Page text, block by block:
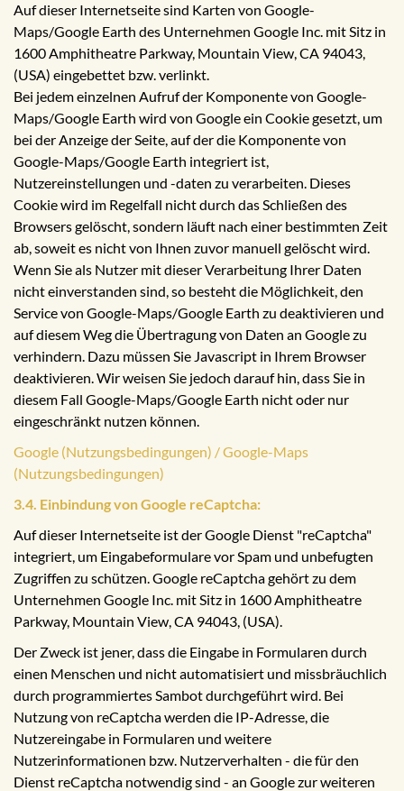
Auf dieser Internetseite sind Karten von Google-
Maps/Google Earth des Unternehmen Google Inc. mit Sitz in
1600 Amphitheatre Parkway, Mountain View, CA 94043,
(USA) eingebettet bzw. verlinkt.
Bei jedem einzelnen Aufruf der Komponente von Google-
Maps/Google Earth wird von Google ein Cookie gesetzt, um
bei der Anzeige der Seite, auf der die Komponente von
Google-Maps/Google Earth integriert ist,
Nutzereinstellungen und -daten zu verarbeiten. Dieses
Cookie wird im Regelfall nicht durch das Schließen des
Browsers gelöscht, sondern läuft nach einer bestimmten Zeit
ab, soweit es nicht von Ihnen zuvor manuell gelöscht wird.
Wenn Sie als Nutzer mit dieser Verarbeitung Ihrer Daten
nicht einverstanden sind, so besteht die Möglichkeit, den
Service von Google-Maps/Google Earth zu deaktivieren und
auf diesem Weg die Übertragung von Daten an Google zu
verhindern. Dazu müssen Sie Javascript in Ihrem Browser
deaktivieren. Wir weisen Sie jedoch darauf hin, dass Sie in
diesem Fall Google-Maps/Google Earth nicht oder nur
eingeschränkt nutzen können.
Google (Nutzungsbedingungen) / Google-Maps
(Nutzungsbedingungen)
3.4. Einbindung von Google reCaptcha:
Auf dieser Internetseite ist der Google Dienst "reCaptcha"
integriert, um Eingabeformulare vor Spam und unbefugten
Zugriffen zu schützen. Google reCaptcha gehört zu dem
Unternehmen Google Inc. mit Sitz in 1600 Amphitheatre
Parkway, Mountain View, CA 94043, (USA).
Der Zweck ist jener, dass die Eingabe in Formularen durch
einen Menschen und nicht automatisiert und missbräuchlich
durch programmiertes Sambot durchgeführt wird. Bei
Nutzung von reCaptcha werden die IP-Adresse, die
Nutzereingabe in Formularen und weitere
Nutzerinformationen bzw. Nutzerverhalten - die für den
Dienst reCaptcha notwendig sind - an Google zur weiteren